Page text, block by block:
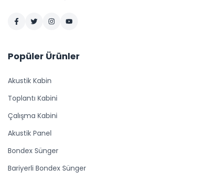
Popüler Ürünler
Akustik Kabin
Toplantı Kabini
Çalışma Kabini
Akustik Panel
Bondex Sünger
Bariyerli Bondex Sünger